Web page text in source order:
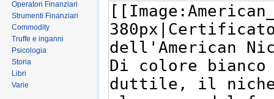
Operatori Finanziari
Strumenti Finanziari
Commodity
Truffe e inganni
Psicologia
Storia
Libri
Varie